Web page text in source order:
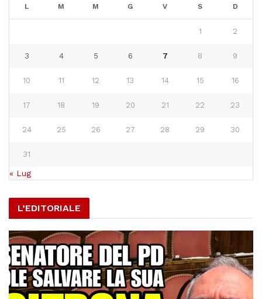
L M M G V S D
1 2
3 4 5 6 7 8 9
10 11 12 13 14 15 16
17 18 19 20 21 22 23
24 25 26 27 28 29 30
31
« Lug
L’EDITORIALE